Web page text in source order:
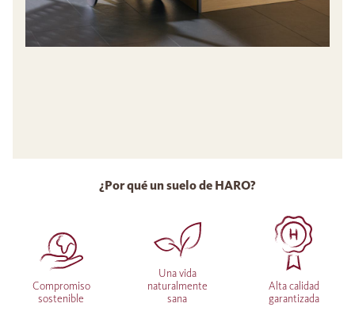
¿Por qué un suelo de HARO?
Compromiso
sostenible
Una vida
naturalmente
sana
Alta calidad
garantizada